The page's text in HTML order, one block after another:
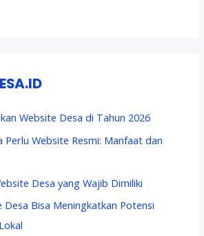
Website Desa di Tahun 2026
Perlu Website Resmi: Manfaat dan
Desa yang Wajib Dimiliki
Desa Bisa Meningkatkan Potensi